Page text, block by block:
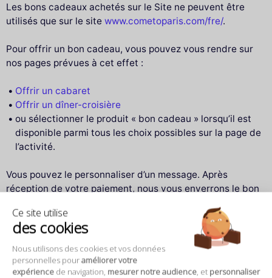
Ce site utilise
des cookies
Nous utilisons des cookies et vos données
personnelles pouraméliorer votre
expérience de navigation, mesurer notre audience, et personnaliser
Les bons cadeaux achetés sur le Site ne peuvent être
utilisés que sur le site www.cometoparis.com/fre/.
Pour offrir un bon cadeau, vous pouvez vous rendre sur
nos pages prévues à cet effet :
Offrir un cabaret
Offrir un dîner-croisière
ou sélectionner le produit « bon cadeau » lorsqu’il est
disponible parmi tous les choix possibles sur la page de
l’activité.
Vous pouvez le personnaliser d’un message. Après
réception de votre paiement, nous vous enverrons le bon
bénéficiaire le jour J.
Pour utiliser un bon cadeau, il suffit de vous rendre sur la
pagehttps://www.cometoparis.com/fre/utiliser-mon-bon-
cadeauen insérant votre numéro de référence. Vous